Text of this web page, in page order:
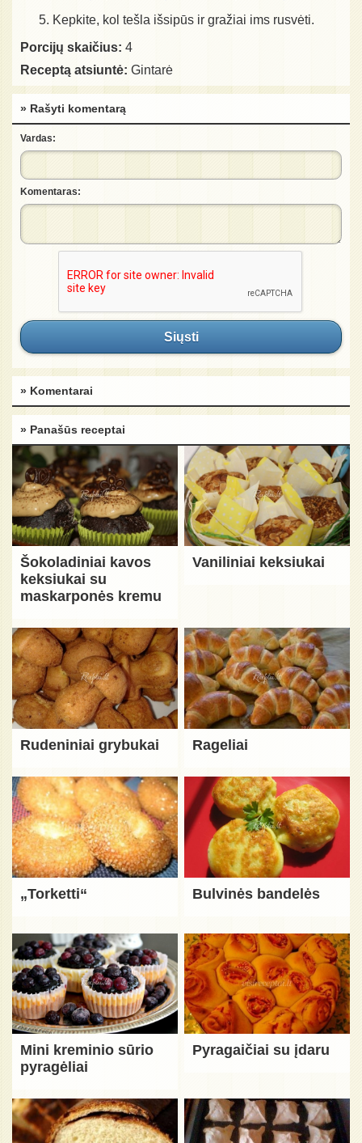
Kepkite, kol tešla išsipūs ir gražiai ims rusvėti.
Porcijų skaičius: 4
Receptą atsiuntė: Gintarė
» Rašyti komentarą
Vardas:
Komentaras:
Siųsti
» Komentarai
» Panašūs receptai
Šokoladiniai kavos
keksiukai su
maskarponės kremu
Vaniliniai keksiukai
Rudeniniai grybukai Rageliai
„Torketti“ Bulvinės bandelės
Mini kreminio sūrio
pyragėliai
Pyragaičiai su įdaru